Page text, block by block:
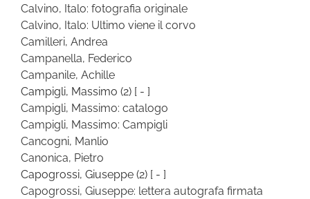
Calvino, Italo: fotografia originale
Calvino, Italo: Ultimo viene il corvo
Camilleri, Andrea
Campanella, Federico
Campanile, Achille
Campigli, Massimo (2) [ - ]
Campigli, Massimo: catalogo
Campigli, Massimo: Campigli
Cancogni, Manlio
Canonica, Pietro
Capogrossi, Giuseppe (2) [ - ]
Capogrossi, Giuseppe: lettera autografa firmata